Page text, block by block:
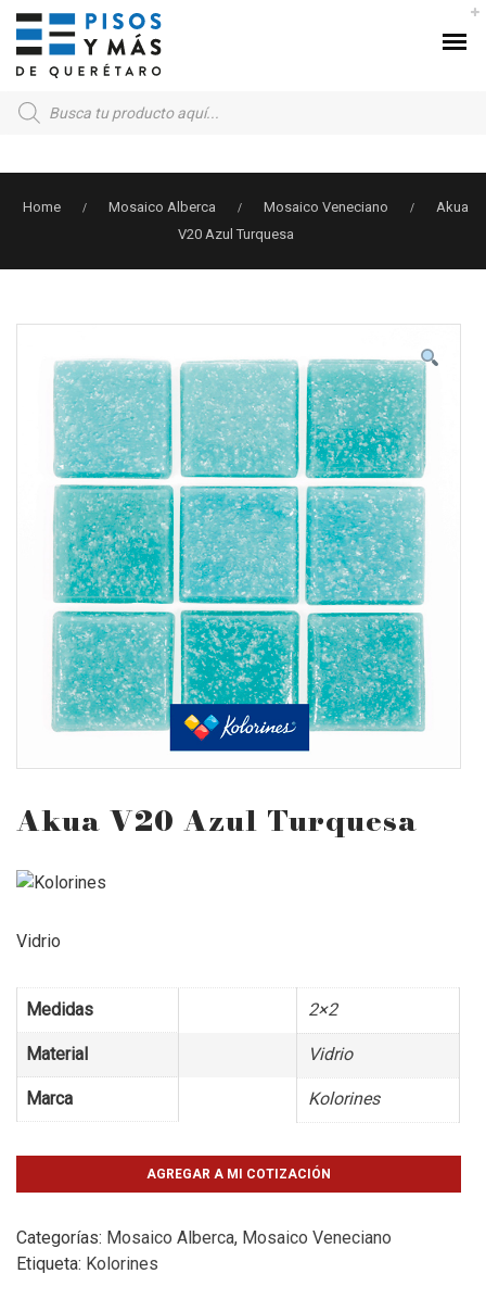
Products
search
Home / Mosaico Alberca / Mosaico Veneciano /
Akua
V20 Azul Turquesa
Akua V20 Azul Turquesa
Vidrio
Medidas 2×2
Material Vidrio
Marca Kolorines
AGREGAR A MI COTIZACIÓN
Categorías: Mosaico Alberca, Mosaico Veneciano
Etiqueta: Kolorines